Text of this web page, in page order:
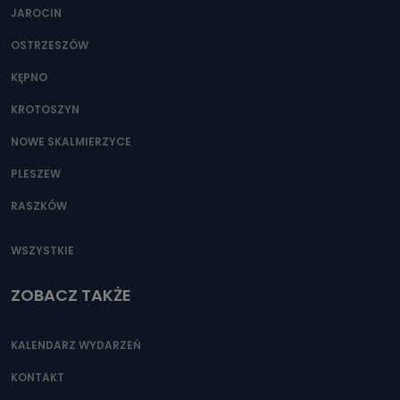
e-mailowo pod adresem: poczta@tvproart.pl
JAROCIN
OSTRZESZÓW
KĘPNO
KROTOSZYN
NOWE SKALMIERZYCE
PLESZEW
RASZKÓW
WSZYSTKIE
ZOBACZ TAKŻE
KALENDARZ WYDARZEŃ
KONTAKT